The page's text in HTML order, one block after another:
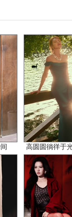
高圆圆徜徉于